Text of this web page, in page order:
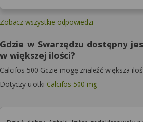
Zobacz wszystkie odpowiedzi
Gdzie w Swarzędzu dostępny
w większej ilości?
Calcifos 500 Gdzie mogę znaleźć większa
Dotyczy ulotki Calcifos 500 mg